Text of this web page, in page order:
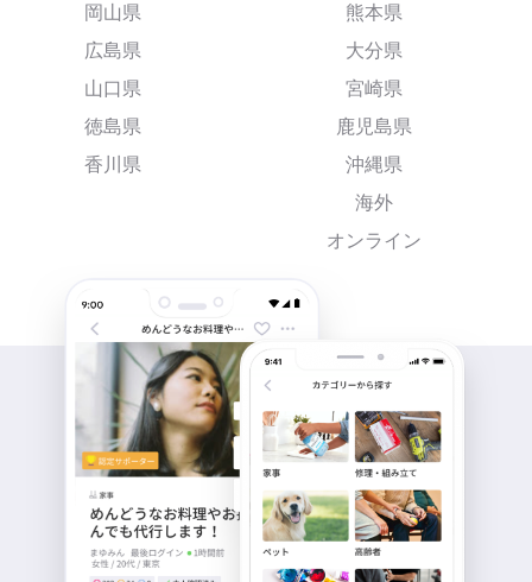
岡山県
広島県
山口県
徳島県
香川県
熊本県
大分県
宮崎県
鹿児島県
沖縄県
海外
オンライン